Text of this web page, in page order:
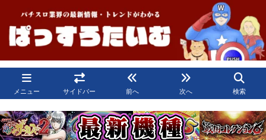
メニュー サイドバー 前へ 次へ 検索